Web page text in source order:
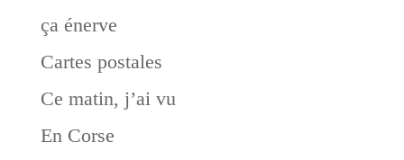
ça énerve
Cartes postales
Ce matin, j’ai vu
En Corse